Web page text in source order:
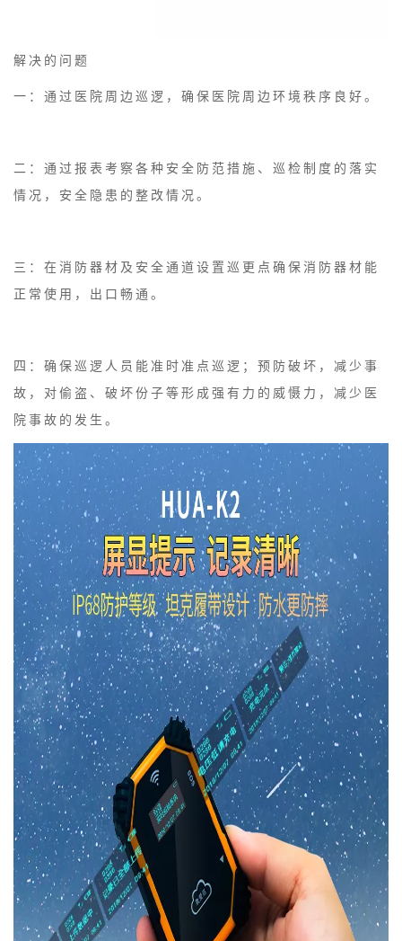
解决的问题
一：通过医院周边巡逻，确保医院周边环境秩序良好。
二：通过报表考察各种安全防范措施、巡检制度的落实
情况，安全隐患的整改情况。
三：在消防器材及安全通道设置巡更点确保消防器材能
正常使用，出口畅通。
四：确保巡逻人员能准时准点巡逻；预防破坏，减少事
故，对偷盗、破坏份子等形成强有力的威慑力，减少医
院事故的发生。